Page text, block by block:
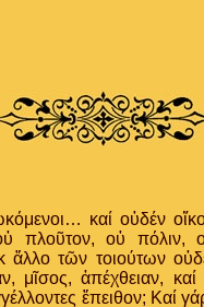
καί οὐδέν
πλοῦτον, οὐ πόλιν,
ἄλλο τῶν τοιούτων
μῖσος, ἀπέχθειαν,
ἔπειθον; Καί